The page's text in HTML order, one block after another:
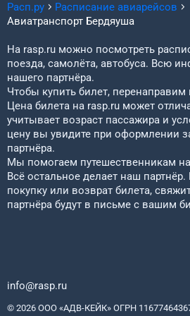
Расп.ру
Расписание авиарейсов
Авиатранспорт Бердяуша
На rasp.ru можно посмотреть
поезда, самолёта, автобуса. Всю
нашего партнёра.
Чтобы купить билет, перенаправим
Цена билета на rasp.ru может
учитывает возраст пассажира и
цену вы увидите при оформлении
партнёра.
Мы помогаем путешественникам
Всё остальное делает наш
покупку или возврат билета,
партнёра будут в письме с вашим
info@rasp.ru
© 2026 ООО «АДВ-КЕЙК» ОГРН